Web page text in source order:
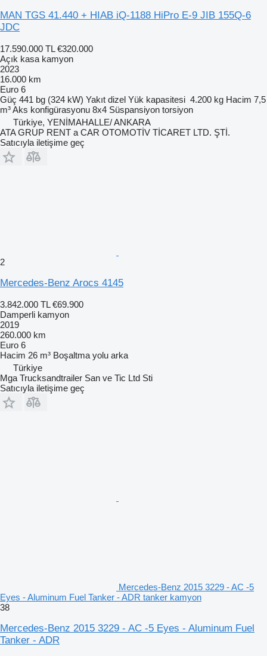
MAN TGS 41.440 + HIAB iQ-1188 HiPro E-9 JIB 155Q-6
JDC
17.590.000 TL €320.000
Açık kasa kamyon
2023
16.000 km
Euro 6
Güç 441 bg (324 kW) Yakıt dizel Yük kapasitesi 4.200 kg Hacim 7,5
m³Aks konfigürasyonu 8x4 Süspansiyon torsiyon
Türkiye, YENİMAHALLE/ ANKARA
ATA GRUP RENT a CAR OTOMOTİV TİCARET LTD. ŞTİ.
Satıcıyla iletişime geç
2
Mercedes-Benz Arocs 4145
3.842.000 TL €69.900
Damperli kamyon
2019
260.000 km
Euro 6
Hacim 26 m³ Boşaltma yolu arka
Türkiye
Mga Trucksandtrailer San ve Tic Ltd Sti
Satıcıyla iletişime geç
Mercedes-Benz 2015 3229 - AC -5
Eyes - Aluminum Fuel Tanker - ADR tanker kamyon
38
Mercedes-Benz 2015 3229 - AC -5 Eyes - Aluminum Fuel
Tanker - ADR